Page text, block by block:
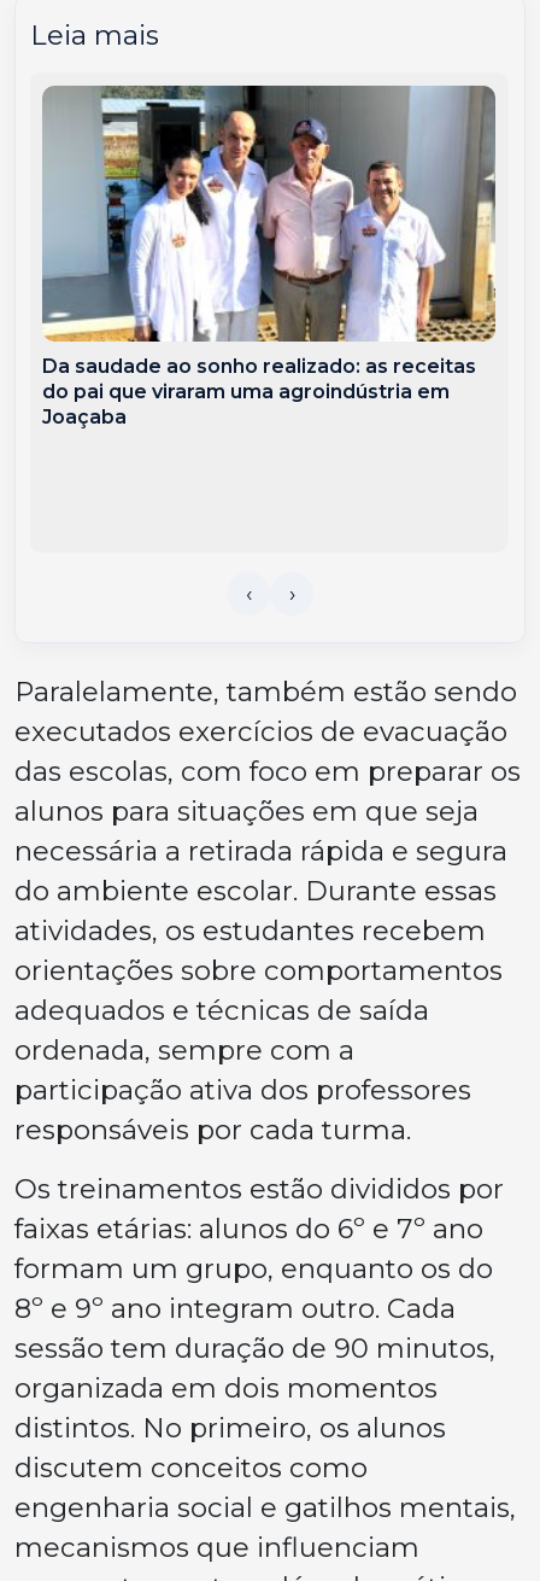
Leia mais
Da saudade ao sonho realizado: as receitas
do pai que viraram uma agroindústria em
Joaçaba
Paralelamente, também estão sendo
executados exercícios de evacuação
das escolas, com foco em preparar os
alunos para situações em que seja
necessária a retirada rápida e segura
do ambiente escolar. Durante essas
atividades, os estudantes recebem
orientações sobre comportamentos
adequados e técnicas de saída
ordenada, sempre com a
participação ativa dos professores
responsáveis por cada turma.
Os treinamentos estão divididos por
faixas etárias: alunos do 6º e 7º ano
formam um grupo, enquanto os do
8º e 9º ano integram outro. Cada
sessão tem duração de 90 minutos,
organizada em dois momentos
distintos. No primeiro, os alunos
discutem conceitos como
engenharia social e gatilhos mentais,
mecanismos que influenciam